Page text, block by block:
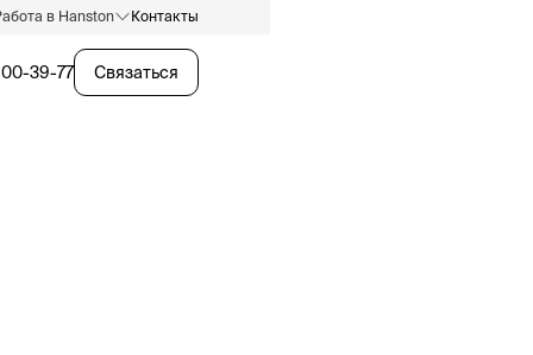
в Hanston Контакты
39-77 Связаться